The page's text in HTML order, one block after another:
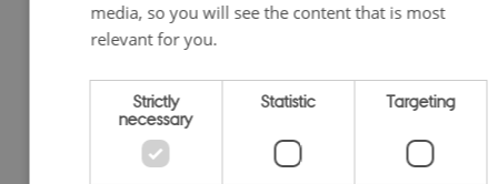
September 2020 (1 entry)
August 2020(4 entries)
July 2020(1 entry)
June 2020(2 entries)
(3 entries)
media, so you will see the content that is most
relevant for you.
Strictly
necessary
Statistic Targeting